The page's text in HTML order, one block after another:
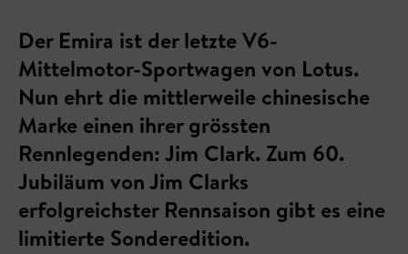
Der Emira ist der letzte V6-
Mittelmotor-Sportwagen von Lotus.
Nun ehrt die mittlerweile chinesische
Marke einen ihrer grössten
Rennlegenden: Jim Clark. Zum 60.
Jubiläum von Jim Clarks
erfolgreichster Rennsaison gibt es eine
limitierte Sonderedition.